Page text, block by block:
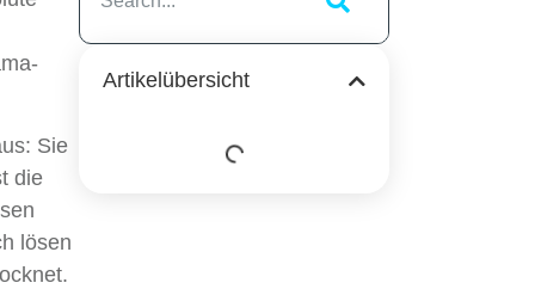
Sie
die
lösen
Artikelübersicht